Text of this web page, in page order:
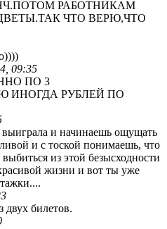
РАБОТНИКАМ
ЧТО ВЕРЮ,ЧТО
09:35
ПО 3
ИНОГДА РУБЛЕЙ ПО
выиграла и начинаешь ощущать
и с тоской понимаешь, что
из этой безысходности
жизни и вот ты уже
двух билетов.